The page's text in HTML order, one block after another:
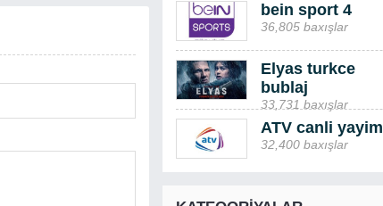
bein sport 4
36,805 baxışlar
Elyas turkce
bublaj
33,731 baxışlar
ATV canli yayim
32,400 baxışlar